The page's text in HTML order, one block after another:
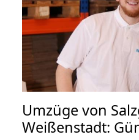
Umzüge von
Weißenstadt: